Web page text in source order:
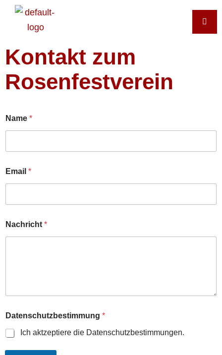
Kontakt zum
Rosenfestverein
Name *
Email *
a
t
z
b
e
s
t
Nachricht *
Datenschutzbestimmung *
Ich aktzeptiere die Datenschutzbestimmungen.